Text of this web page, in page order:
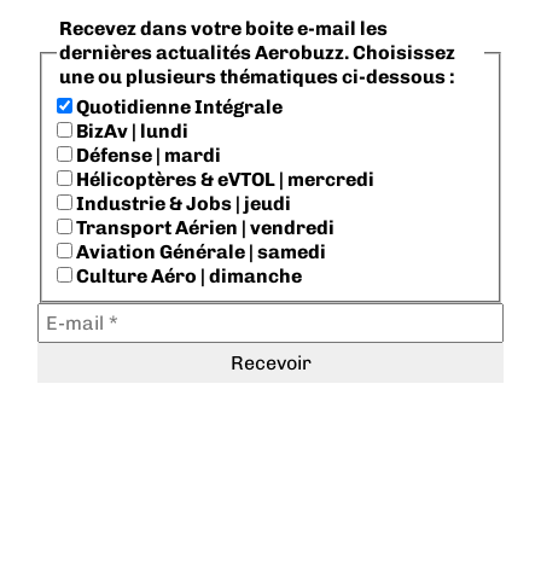
Recevez dans votre boite e-mail les
dernières actualités Aerobuzz. Choisissez
une ou plusieurs thématiques ci-dessous :
Quotidienne Intégrale
BizAv | lundi
Défense | mardi
Hélicoptères & eVTOL | mercredi
Industrie & Jobs | jeudi
Transport Aérien | vendredi
Aviation Générale | samedi
Culture Aéro | dimanche